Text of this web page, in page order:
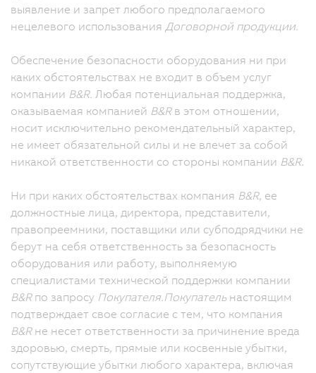
выявление и запрет любого предполагаемого
нецелевого использования Договорной продукции.
Обеспечение безопасности оборудования ни при
каких обстоятельствах не входит в объем услуг
компании B&R. Любая потенциальная поддержка,
оказываемая компанией B&Rв этом отношении,
носит исключительно рекомендательный характер,
не имеет обязательной силы и не влечет за собой
никакой ответственности со стороны компании B&R.
Ни при каких обстоятельствах компания B&R, ее
должностные лица, директора, представители,
правопреемники, поставщики или субподрядчики не
берут на себя ответственность за безопасность
оборудования или работу, выполняемую
специалистами технической поддержки компании
B&Rпо запросу Покупателя. Покупательнастоящим
подтверждает свое согласие с тем, что компания
B&Rне несет ответственности за причинение вреда
здоровью, смерть, прямые или косвенные убытки,
сопутствующие убытки любого характера, включая